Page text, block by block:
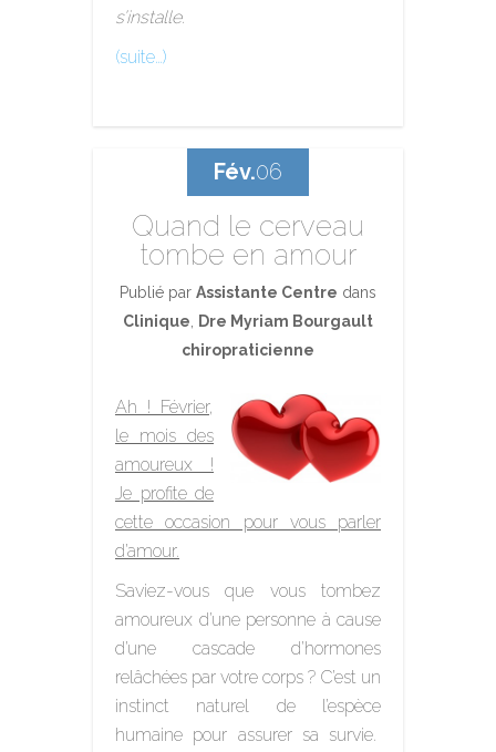
s’installe.
(suite…)
Quand le cerveau
tombe en amour
Publié par Assistante Centre dans
Clinique
Dre Myriam Bourgault
chiropraticienne
Ah ! Février,
le mois des
amoureux !
Je profite de
cette occasion pour vous parler
d’amour.
Saviez-vous que vous tombez
amoureux d’une personne à cause
d’une cascade d’hormones
relâchées par votre corps ? C’est un
instinct naturel de l’espèce
humaine pour assurer sa survie.
Fév.06